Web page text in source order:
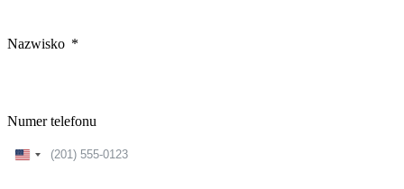
Nazwisko
Numer telefonu
United